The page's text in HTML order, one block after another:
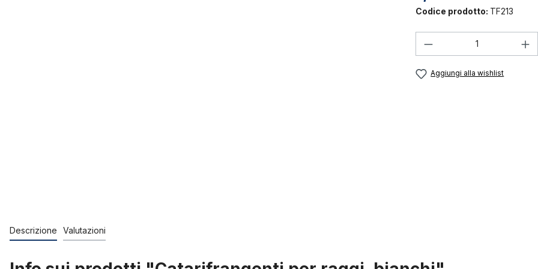
Codice prodotto: TF213
Quantità del
Aggiungi alla wishlist
Descrizione Valutazioni